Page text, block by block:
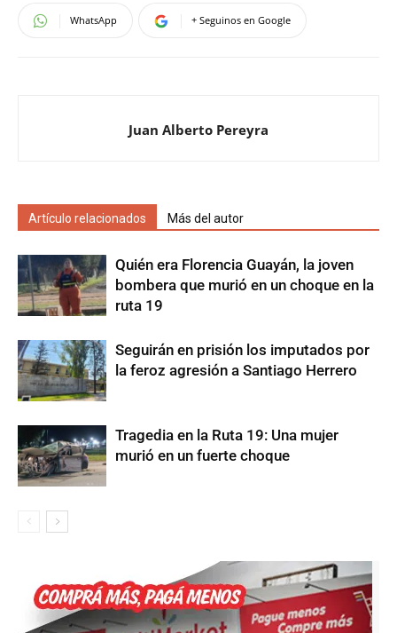
WhatsApp + Seguinos en Google
Juan Alberto Pereyra
Artículo relacionados Más del autor
Quién era Florencia Guayán, la joven
bombera que murió en un choque en la
ruta 19
Seguirán en prisión los imputados por
la feroz agresión a Santiago Herrero
Tragedia en la Ruta 19: Una mujer
murió en un fuerte choque